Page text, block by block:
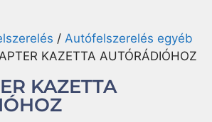
/ Autófelszerelés egyéb
KAZETTA AUTÓRÁDIÓHOZ
KAZETTA